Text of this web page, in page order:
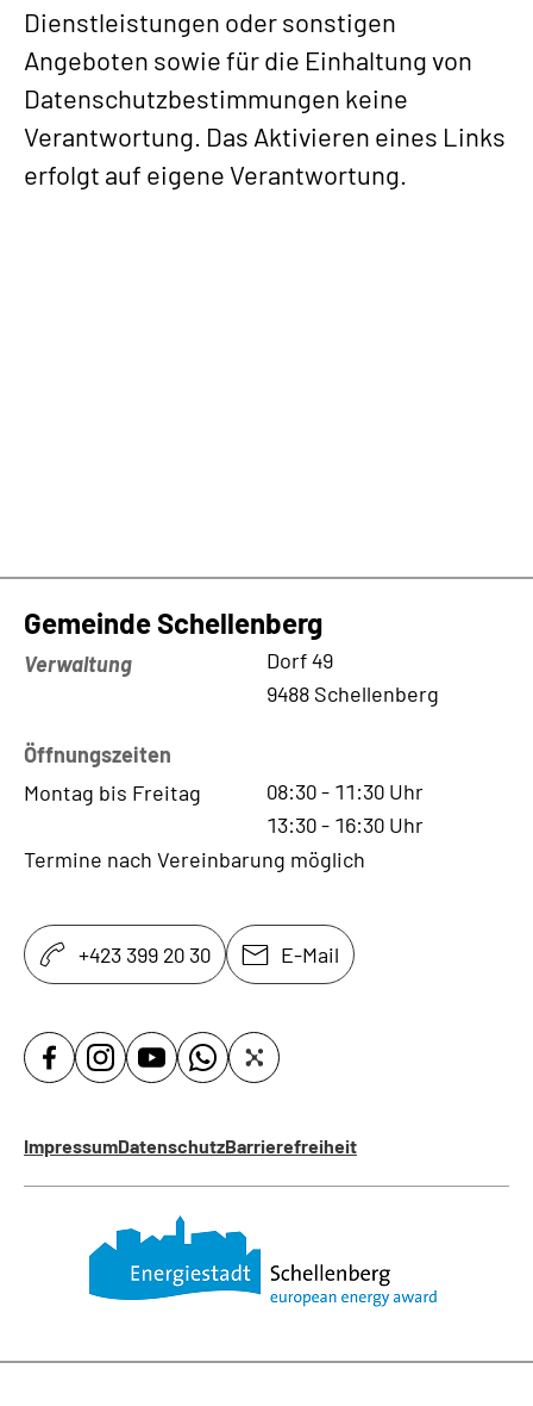
Dienstleistungen oder sonstigen
Angeboten sowie für die Einhaltung von
Datenschutzbestimmungen keine
Verantwortung. Das Aktivieren eines Links
erfolgt auf eigene Verantwortung.
Gemeinde Schellenberg
Verwaltung
Dorf 49
9488 Schellenberg
Öffnungszeiten
Montag bis Freitag
08:30- 11:30 Uhr
13:30- 16:30 Uhr
Termine nach Vereinbarung möglich
+423 399 20 30 E-Mail
ImpressumDatenschutzBarrierefreiheit